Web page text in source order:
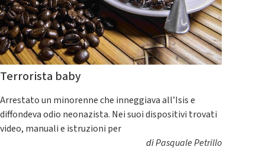
Terrorista baby
Arrestato un minorenne che inneggiava all’Isis e
diffondeva odio neonazista. Nei suoi dispositivi trovati
video, manuali e istruzioni per
diPasquale Petrillo